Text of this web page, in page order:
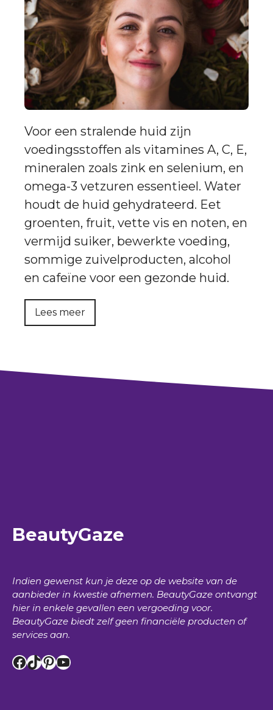
Voor een stralende huid zijn
voedingsstoffen als vitamines A, C, E,
mineralen zoals zink en selenium, en
omega-3 vetzuren essentieel. Water
houdt de huid gehydrateerd. Eet
groenten, fruit, vette vis en noten, en
vermijd suiker, bewerkte voeding,
sommige zuivelproducten, alcohol
en cafeïne voor een gezonde huid.
Lees meer
BeautyGaze
Indien gewenst kun je deze op de website van de
aanbieder in kwestie afnemen. BeautyGaze ontvangt
hier in enkele gevallen een vergoeding voor.
BeautyGaze biedt zelf geen financiële producten of
services aan.
Facebook
TikTok
Pinterest
YouTube